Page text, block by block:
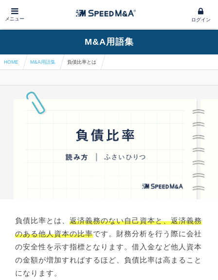
メニュー ログイン
M&A用語集
HOME M&A用語集 負債比率とは
負債比率とは、返済義務のない自己資本と、返済義務
のある他人資本の比率です。財務分析を行う際に会社
の安全性を示す指標となります。借入金など他人資本
の金額が増加すればするほど、負債比率は高まること
になります。